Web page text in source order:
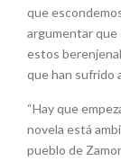
que
argumentar que
estos
que han sufrido
“Hay que
novela está
pueblo de